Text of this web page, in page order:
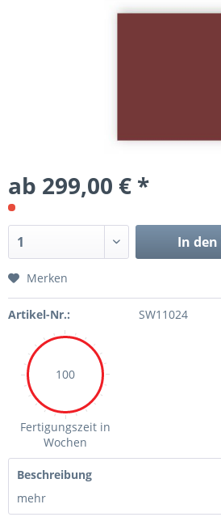
ab 299,00 € *
In
Merken
Artikel-Nr.: SW11024
100
Fertigungszeit in
Wochen
Beschreibung
mehr